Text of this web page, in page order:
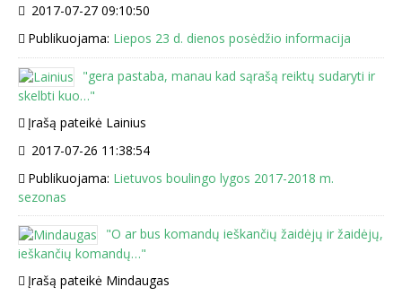
2017-07-27 09:10:50
Publikuojama: Liepos 23 d. dienos posėdžio informacija
"gera pastaba, manau kad sąrašą reiktų sudaryti ir
skelbti kuo…"
Įrašą pateikė Lainius
2017-07-26 11:38:54
Publikuojama: Lietuvos boulingo lygos 2017-2018 m.
sezonas
"O ar bus komandų ieškančių žaidėjų ir žaidėjų,
ieškančių komandų…"
Įrašą pateikė Mindaugas